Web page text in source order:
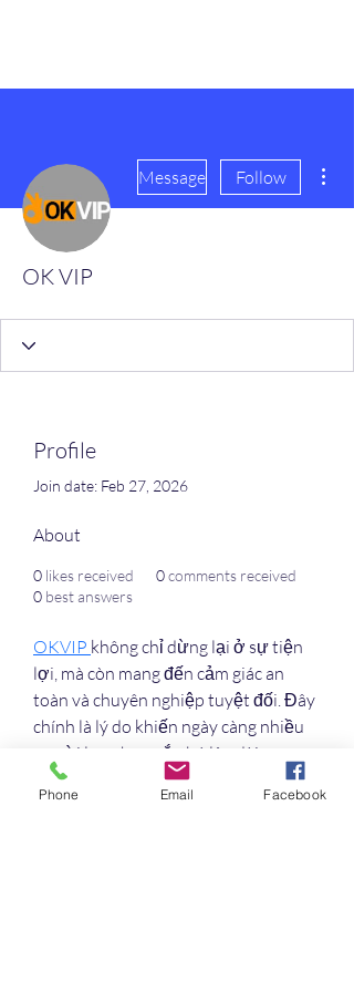
Message Follow
OK VIP
Profile
Join date: Feb 27, 2026
About
0 likes received 0comments received
0 best answers
OKVIP không chỉ dừng lại ở sự tiện
lợi, mà còn mang đến cảm giác an
toàn và chuyên nghiệp tuyệt đối. Đây
chính là lý do khiến ngày càng nhiều
người lựa chọn gắn bó lâu dài.
Phone Email Facebook